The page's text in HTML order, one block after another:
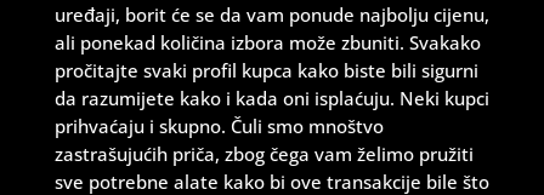
uređaji, borit će se da vam ponude najbolju cijenu,
ali ponekad količina izbora može zbuniti. Svakako
pročitajte svaki profil kupca kako biste bili sigurni
da razumijete kako i kada oni isplaćuju. Neki kupci
prihvaćaju i skupno. Čuli smo mnoštvo
zastrašujućih priča, zbog čega vam želimo pružiti
sve potrebne alate kako bi ove transakcije bile što